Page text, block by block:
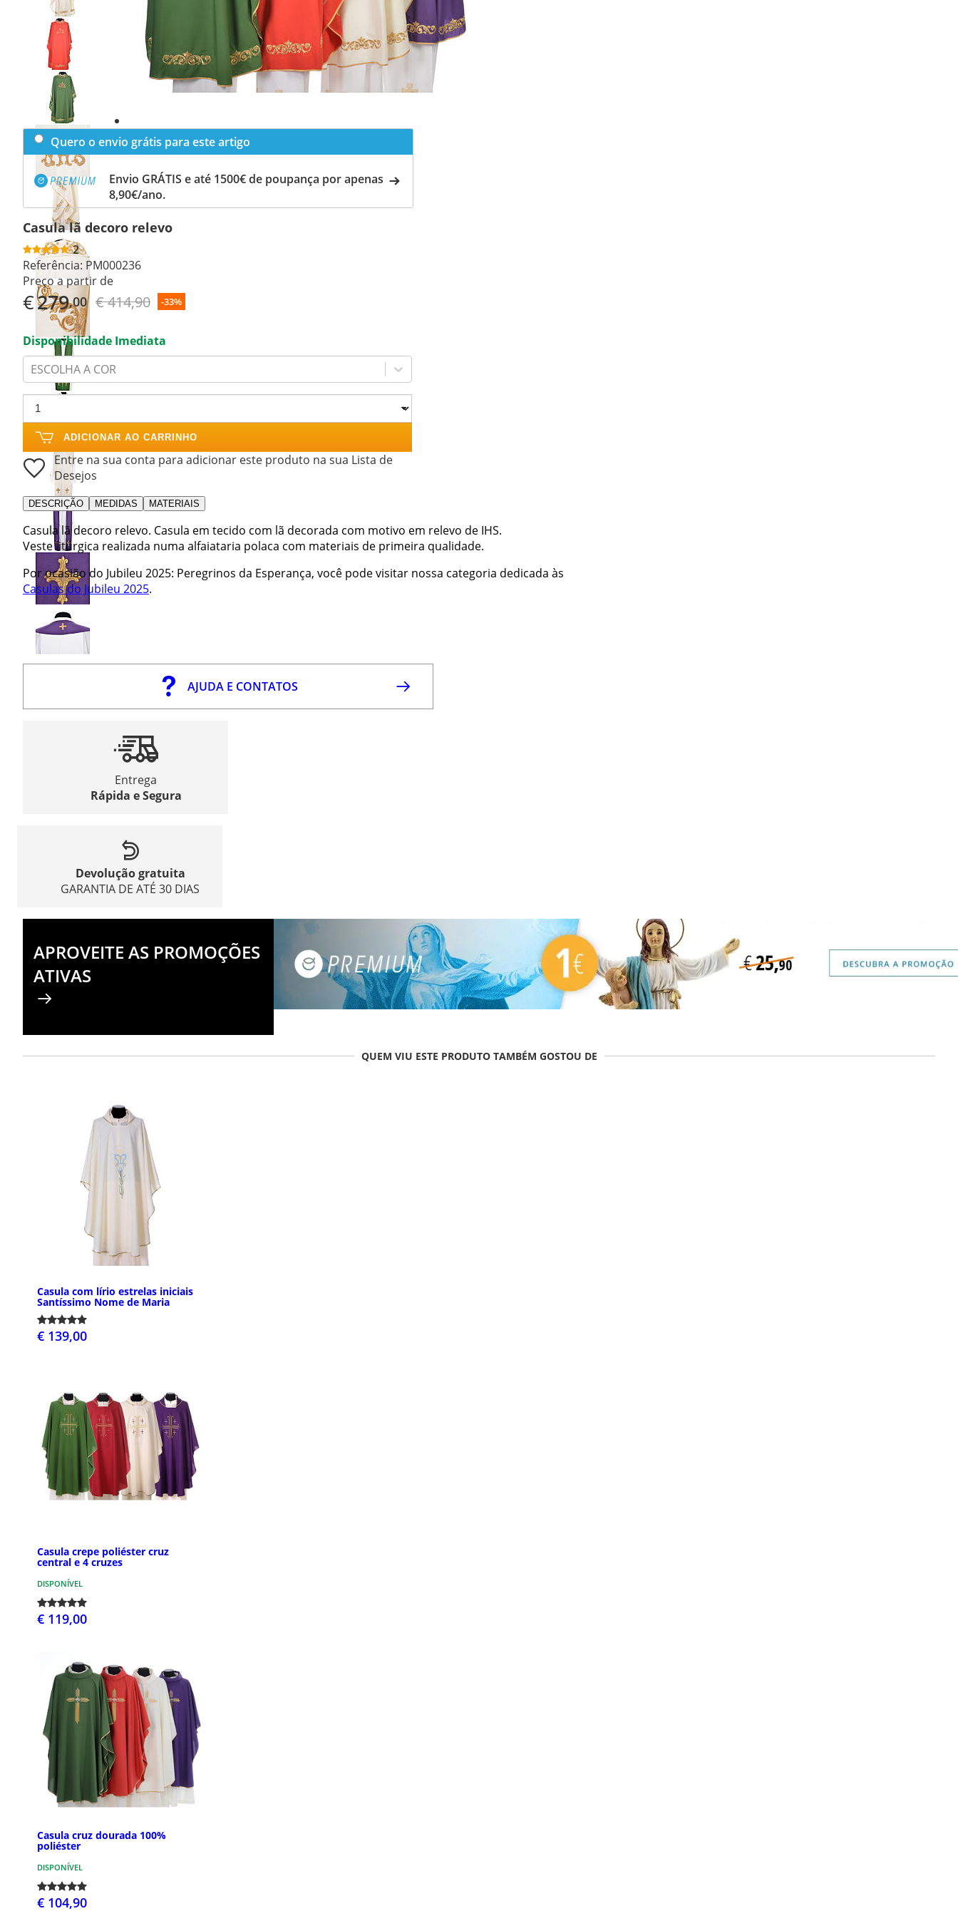
Previous
slide
Next
slide
Quero o envio grátis para este artigo
Envio GRÁTIS e até 1500€ de poupança por apenas
8,90€/ano.
Casula lã decoro relevo
2
Referência: PM000236
Preço a partir de
€279,00 € 414,90 -33%
Disponibilidade Imediata
ESCOLHA A COR
ADICIONAR AO CARRINHO
Entre na sua conta para adicionar este produto na sua Lista de
Desejos
DESCRIÇÃO MEDIDAS MATERIAIS
Casula lã decoro relevo. Casula em tecido com lã decorada com motivo em relevo de IHS.
Veste litúrgica realizada numa alfaiataria polaca com materiais de primeira qualidade.
Por ocasião do Jubileu 2025: Peregrinos da Esperança, você pode visitar nossa categoria dedicada às
Casulas do Jubileu 2025.
AJUDA E CONTATOS
Entrega
Rápida e Segura
Devolução gratuita
GARANTIA DE ATÉ 30 DIAS
APROVEITE AS PROMOÇÕES
ATIVAS
QUEM VIU ESTE PRODUTO TAMBÉM GOSTOU DE
Casula com lírio estrelas iniciais
Santíssimo Nome de Maria
€ 139,00
Casula crepe poliéster cruz
central e 4 cruzes
DISPONÍVEL
€ 119,00
Casula cruz dourada 100%
poliéster
DISPONÍVEL
€ 104,90